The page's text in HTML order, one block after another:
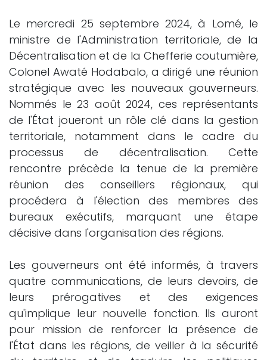
Le mercredi 25 septembre 2024, à Lomé, le
ministre de l'Administration territoriale, de la
Décentralisation et de la Chefferie coutumière,
Colonel Awaté Hodabalo, a dirigé une réunion
stratégique avec les nouveaux gouverneurs.
Nommés le 23 août 2024, ces représentants
de l'État joueront un rôle clé dans la gestion
territoriale, notamment dans le cadre du
processus de décentralisation. Cette
rencontre précède la tenue de la première
réunion des conseillers régionaux, qui
procédera à l'élection des membres des
bureaux exécutifs, marquant une étape
décisive dans l'organisation des régions.
Les gouverneurs ont été informés, à travers
quatre communications, de leurs devoirs, de
leurs prérogatives et des exigences
qu'implique leur nouvelle fonction. Ils auront
pour mission de renforcer la présence de
l'État dans les régions, de veiller à la sécurité